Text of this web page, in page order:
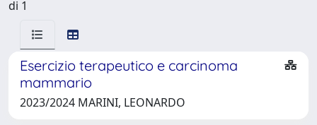
di 1
Esercizio terapeutico e carcinoma
mammario
2023/2024 MARINI, LEONARDO